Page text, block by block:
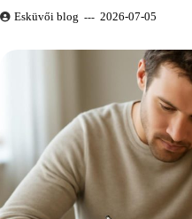
Esküvői blog 2026-07-05